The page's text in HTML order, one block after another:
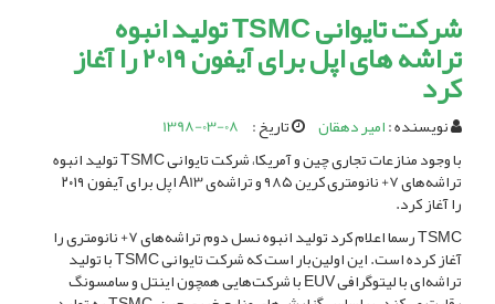
شرکت تایوانی TSMC تولید انبوه
تراشه‌‌ های اپل برای آیفون ۲۰۱۹ را آغاز
کرد
نویسنده :امیر دهقان تاریخ : 1398-03-08
با وجود منازعات تجاری چین و آمریکا، شرکت تایوانی TSMC تولید انبوه
تراشه‌‌های 7+ نانومتری کرین ۹۸۵ و تراشه‌ی A13 اپل برای آیفون ۲۰۱۹
را آغاز کرد.
TSMC رسما اعلام کرد تولید انبوه نسل دوم تراشه‌‌های 7+ نانومتری را
آغاز کرده است. این اولین‌بار است که شرکت تایوانی TSMC با تولید
تراشه‌ای با لیتوگرافی EUV با شرکت‌هایی همچون اینتل و سامسونگ